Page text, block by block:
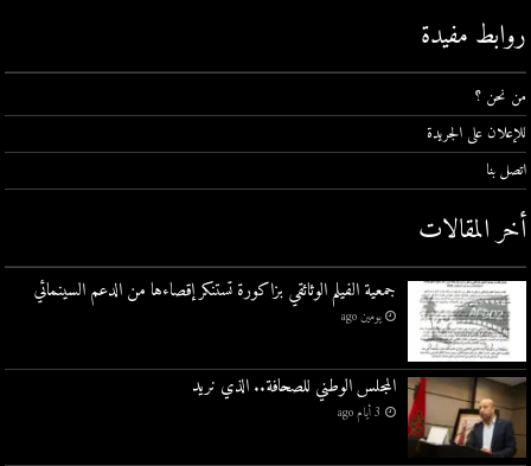
روابط مفيدة
من نحن ؟
للإعلان على الجريدة
اتصل بنا
أخر المقالات
جمعية الفيلم الوثائقي بزاكورة تستنكر إقصاءها من الدعم السينمائي
يومين ago
المجلس الوطني للصحافة.. الذي نريد
3 أيام ago